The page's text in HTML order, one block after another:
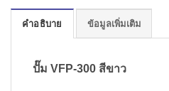
คำอธิบาย ข้อมูลเพิ่มเติม
ปั๊ม VFP-300 สีขาว